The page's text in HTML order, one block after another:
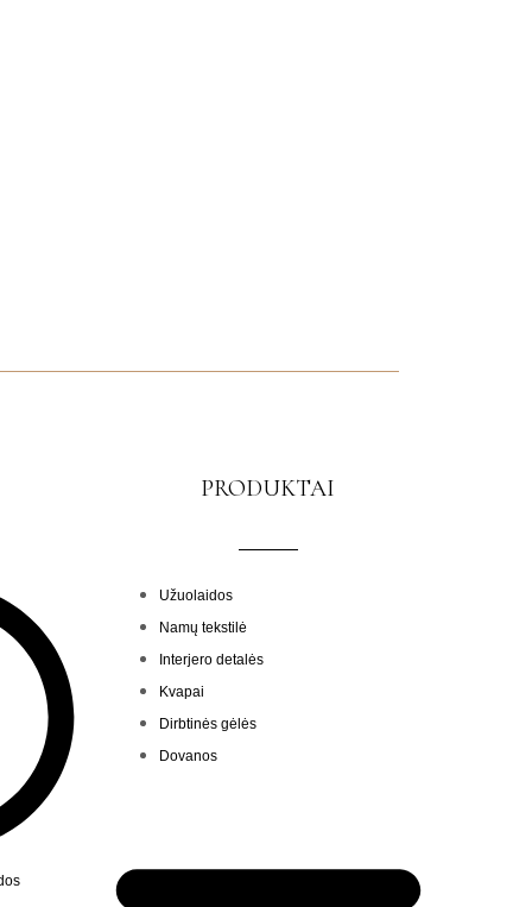
PRODUKTAI
Užuolaidos
Namų tekstilė
Interjero detalės
Kvapai
Dirbtinės gėlės
Dovanos